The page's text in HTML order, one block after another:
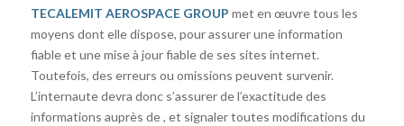
TECALEMIT AEROSPACE GROUP met en œuvre tous les
moyens dont elle dispose, pour assurer une information
fiable et une mise à jour fiable de ses sites internet.
Toutefois, des erreurs ou omissions peuvent survenir.
L’internaute devra donc s’assurer de l’exactitude des
informations auprès de , et signaler toutes modifications du